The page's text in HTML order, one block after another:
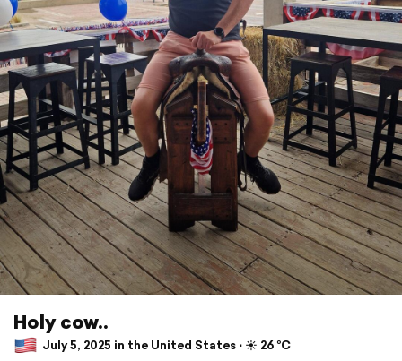
Holy cow..
July 5, 2025 in the United States ⋅ ☀️ 26 °C